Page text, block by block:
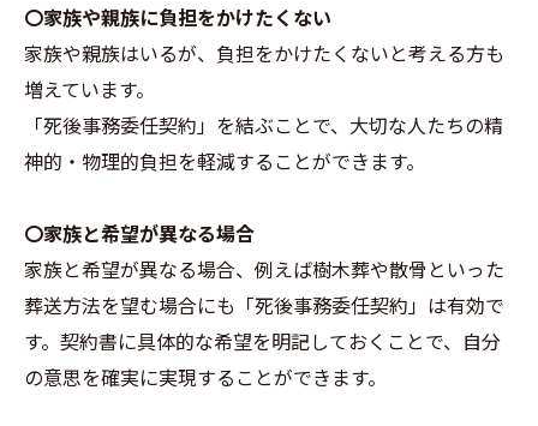
〇家族や親族に負担をかけたくない
家族や親族はいるが、負担をかけたくないと考える方も
増えています。
「死後事務委任契約」を結ぶことで、大切な人たちの精
神的・物理的負担を軽減することができます。
〇家族と希望が異なる場合
家族と希望が異なる場合、例えば樹木葬や散骨といった
葬送方法を望む場合にも「死後事務委任契約」は有効で
す。契約書に具体的な希望を明記しておくことで、自分
の意思を確実に実現することができます。